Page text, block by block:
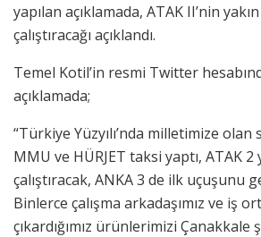
yapılan açıklamada, ATAK II’nin
çalıştıracağı açıklandı.
Temel Kotil’in resmi Twitter
açıklamada;
“Türkiye Yüzyılı’nda milletimize
MMU ve HÜRJET taksi yaptı, ATAK
çalıştıracak, ANKA 3 de ilk uçuşunu
Binlerce çalışma arkadaşımız ve iş
çıkardığımız ürünlerimizi Çanakkale